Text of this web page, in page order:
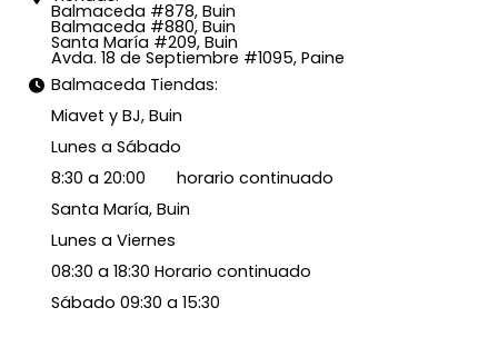
Balmaceda #878, Buin
Balmaceda #880, Buin
Santa María #209, Buin
Avda. 18 de Septiembre #1095, Paine
Balmaceda Tiendas:
Miavet y BJ, Buin
Lunes a Sábado
8:30 a 20:00 horario continuado
Santa María, Buin
Lunes a Viernes
08:30 a 18:30 Horario continuado
Sábado 09:30 a 15:30